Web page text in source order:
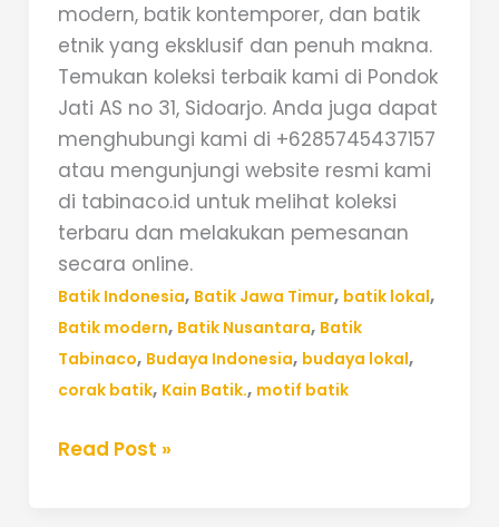
modern, batik kontemporer, dan batik
etnik yang eksklusif dan penuh makna.
Temukan koleksi terbaik kami di Pondok
Jati AS no 31, Sidoarjo. Anda juga dapat
menghubungi kami di +6285745437157
atau mengunjungi website resmi kami
di tabinaco.id untuk melihat koleksi
terbaru dan melakukan pemesanan
secara online.
Batik Indonesia, Batik Jawa Timur, batik lokal,
Batik modern, Batik Nusantara, Batik
Tabinaco, Budaya Indonesia, budaya lokal,
corak batik, Kain Batik., motif batik
Read Post »